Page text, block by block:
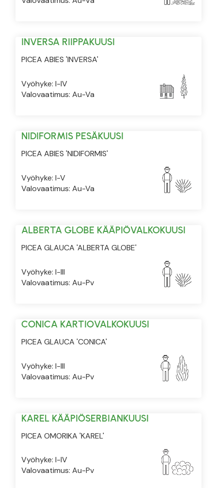
INVERSA RIIPPAKUUSI
PICEA ABIES 'INVERSA'
Vyöhyke: I-IV
Valovaatimus: Au-Va
NIDIFORMIS PESÄKUUSI
PICEA ABIES 'NIDIFORMIS'
Vyöhyke: I-V
Valovaatimus: Au-Va
ALBERTA GLOBE KÄÄPIÖVALKOKUUSI
PICEA GLAUCA 'ALBERTA GLOBE'
Vyöhyke: I-III
Valovaatimus: Au-Pv
CONICA KARTIOVALKOKUUSI
PICEA GLAUCA 'CONICA'
Vyöhyke: I-III
Valovaatimus: Au-Pv
KAREL KÄÄPIÖSERBIANKUUSI
PICEA OMORIKA 'KAREL'
Vyöhyke: I-IV
Valovaatimus: Au-Pv